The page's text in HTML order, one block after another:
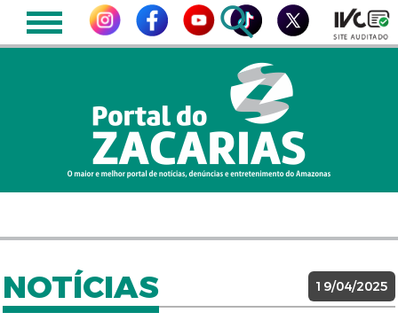
NOTÍCIAS 19/04/2025